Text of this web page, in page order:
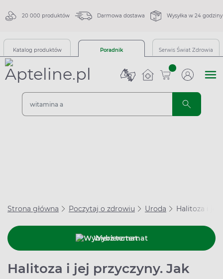
20 000 produktów Darmowa dostawa Wysyłka w 24 godziny
Katalog produktów Poradnik Serwis Świat Zdrowia
sztuk
Strona główna Poczytaj o zdrowiu Uroda Halitoza i jej
Wybierz temat
Halitoza i jej przyczyny. Jak